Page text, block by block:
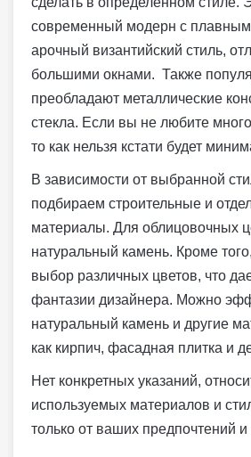
современный модерн с
арочный византийский стиль,
большими окнами. Также
преобладают металлические
стекла. Если вы не любите
то как нельзя кстати будет
В зависимости от выбранной
подбираем строительные и
материалы. Для облицовочных
натуральный камень. Кроме
выбор различных цветов, что
фантазии дизайнера. Можно
натуральный камень и другие
как кирпич, фасадная плитка и
Нет конкретных указаний,
используемых материалов и
только от ваших предпочтений